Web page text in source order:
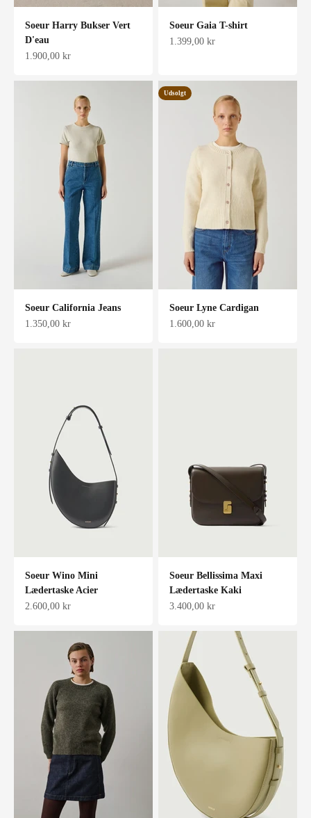
Soeur Harry Bukser Vert
D'eau
Salgspris
1.900,00 kr
Soeur Gaia T-shirt
Salgspris
1.399,00 kr
Soeur California Jeans
Salgspris
1.350,00 kr
Udsolgt
Soeur Lyne Cardigan
Salgspris
1.600,00 kr
Soeur Wino Mini
Lædertaske Acier
Salgspris
2.600,00 kr
Soeur Bellissima Maxi
Lædertaske Kaki
Salgspris
3.400,00 kr